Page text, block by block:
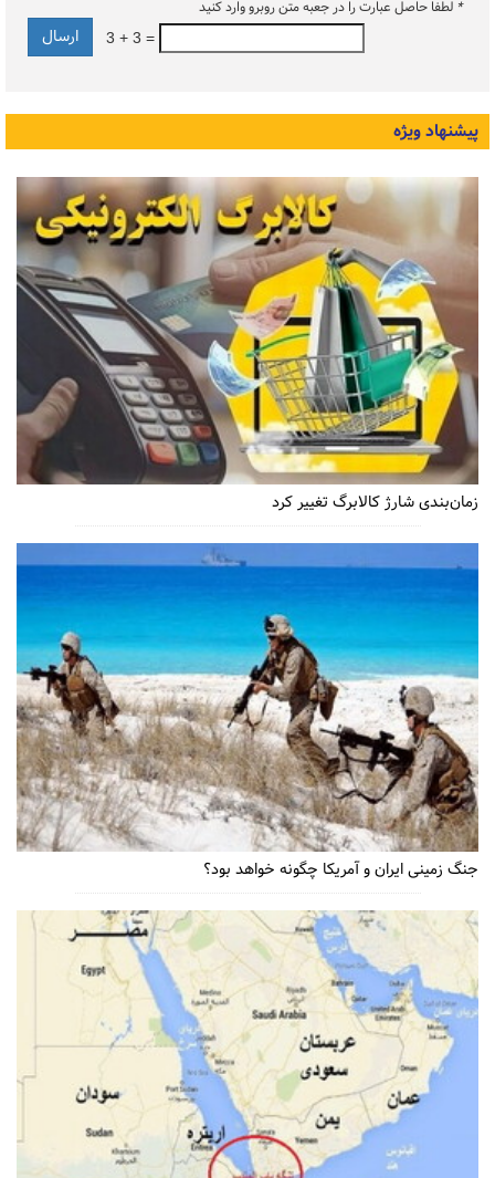
* لطفا حاصل عبارت را در جعبه متن روبرو وارد کنید
3 + 3 =
پیشنهاد ویژه
زمان‌بندی شارژ کالابرگ تغییر کرد
جنگ زمینی ایران و آمریکا چگونه خواهد بود؟